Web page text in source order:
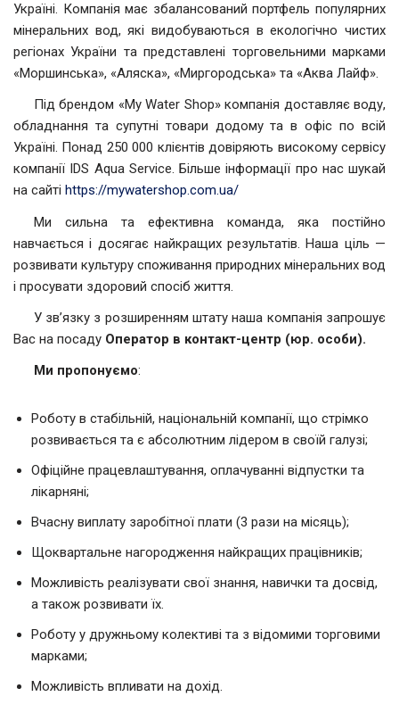
Україні. Компанія має збалансований портфель популярних
мінеральних вод, які видобуваються в екологічно чистих
регіонах України та представлені торговельними марками
«Моршинська», «Аляска», «Миргородська» та «Аква Лайф».
Під брендом «My Water Shop» компанія доставляє воду,
обладнання та супутні товари додому та в офіс по всій
Україні. Понад 250 000 клієнтів довіряють високому сервісу
компанії IDS Aqua Service. Більше інформації про нас шукай
на сайті https://mywatershop.com.ua/
Ми сильна та ефективна команда, яка постійно
навчається і досягає найкращих результатів. Наша ціль —
розвивати культуру споживання природних мінеральних вод
і просувати здоровий спосіб життя.
У зв’язку з розширенням штату наша компанія запрошує
Вас на посаду Оператор в контакт-центр (юр. особи).
Ми пропонуємо:
Роботу в стабільній, національній компанії, що стрімко
розвивається та є абсолютним лідером в своїй галузі;
Офіційне працевлаштування, оплачуванні відпустки та
лікарняні;
Вчасну виплату заробітної плати (3 рази на місяць);
Щоквартальне нагородження найкращих працівників;
Можливість реалізувати свої знання, навички та досвід,
а також розвивати їх.
Роботу у дружньому колективі та з відомими торговими
марками;
Можливість впливати на дохід.